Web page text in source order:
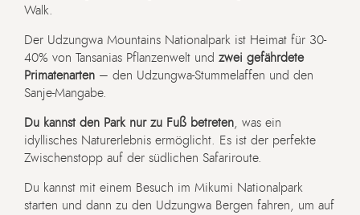
Walk.
Der Udzungwa Mountains Nationalpark ist Heimat für 30-
40% von Tansanias Pflanzenwelt und zwei gefährdete
Primatenarten – den Udzungwa-Stummelaffen und den
Sanje-Mangabe.
Du kannst den Park nur zu Fuß betreten , was ein
idyllisches Naturerlebnis ermöglicht. Es ist der perfekte
Zwischenstopp auf der südlichen Safariroute.
Du kannst mit einem Besuch im Mikumi Nationalpark
starten und dann zu den Udzungwa Bergen fahren, um auf